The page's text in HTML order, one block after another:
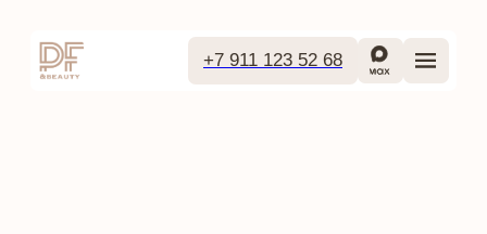
+7 911 123 52 68